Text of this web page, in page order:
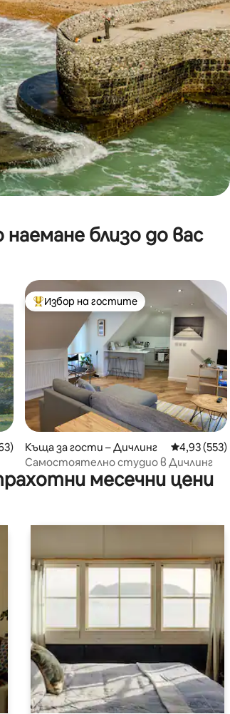
близо до вас
4,94 от 5, 163 отзива
Най-популярен избор на гостите
Избор на гостите
Къща за гости – Дичлинг Средна
4,93 (553)
Самостоятелно студио в Дичлинг
месечни цени